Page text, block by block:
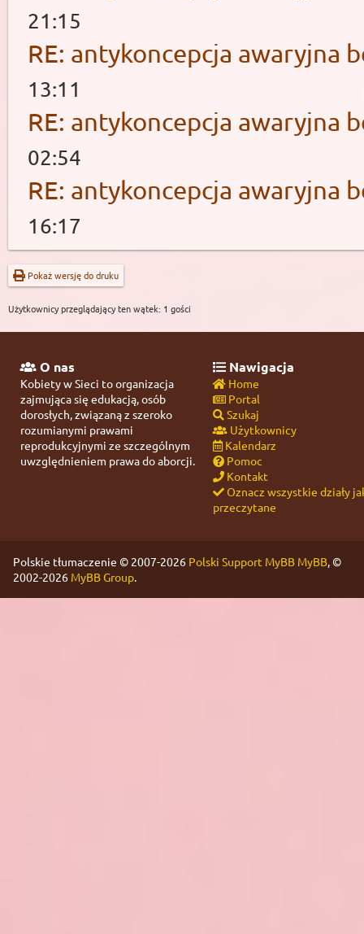
21:15
RE: antykoncepcja awaryjna
13:11
RE: antykoncepcja awaryjna
02:54
RE: antykoncepcja awaryjna
16:17
Pokaż wersję do druku
Użytkownicy przeglądający ten wątek: 1 gości
O nas
Kobiety w Sieci to organizacja
zajmująca się edukacją, osób
dorosłych, związaną z szeroko
rozumianymi prawami
reprodukcyjnymi ze szczególnym
uwzględnieniem prawa do aborcji.
Nawigacja
Home
Portal
Szukaj
Użytkownicy
Kalendarz
Pomoc
Kontakt
Oznacz wszystkie działy
przeczytane
Polskie tłumaczenie © 2007-2026 Polski Support MyBB MyBB, ©
2002-2026 MyBB Group.